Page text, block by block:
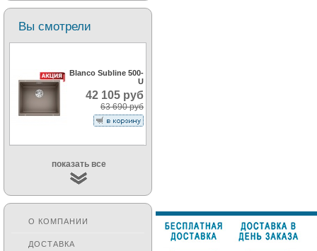
Смесители под бронзу
Вы смотрели
Blanco Subline 500-
U
42 105 руб
63 690 руб
показать все
О КОМПАНИИ
ДОСТАВКА